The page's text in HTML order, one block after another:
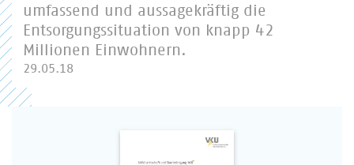
umfassend und aussagekräftig die
Entsorgungssituation von knapp 42
Millionen Einwohnern.
29.05.18